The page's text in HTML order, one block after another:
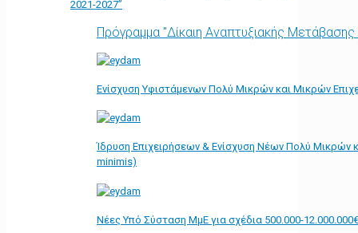
2021-2027”
Πρόγραμμα "Δίκαιη Αναπτυξιακής
Ενίσχυση Υφιστάμενων Πολύ Μικρών και Μικρών
Ίδρυση Επιχειρήσεων & Ενίσχυση Νέων Πολύ Μικρών
minimis)
Νέες Υπό Σύσταση ΜμΕ για σχέδια 500.000-